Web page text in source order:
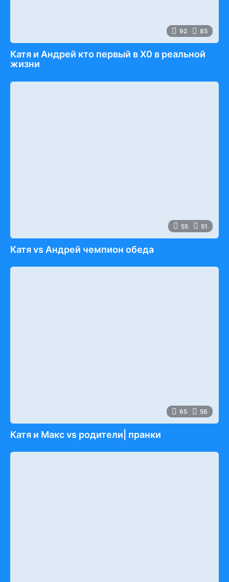
92 85
Катя и Андрей кто первый в Х0 в реальной
жизни
55 51
Катя vs Андрей чемпион обеда
65 56
Катя и Макс vs родители| пранки